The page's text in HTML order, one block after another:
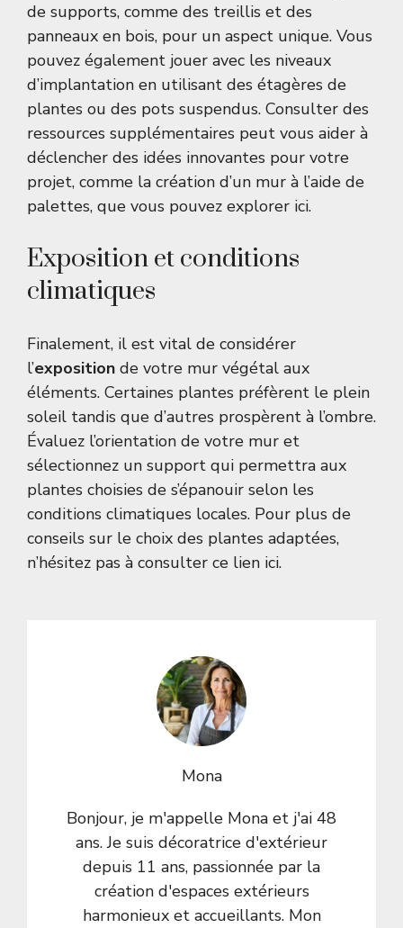
de supports, comme des treillis et des
panneaux en bois, pour un aspect unique. Vous
pouvez également jouer avec les niveaux
d’implantation en utilisant des étagères de
plantes ou des pots suspendus. Consulter des
ressources supplémentaires peut vous aider à
déclencher des idées innovantes pour votre
projet, comme la création d’un mur à l’aide de
palettes, que vous pouvez explorer ici.
Exposition et conditions
climatiques
Finalement, il est vital de considérer
l’exposition de votre mur végétal aux
éléments. Certaines plantes préfèrent le plein
soleil tandis que d’autres prospèrent à l’ombre.
Évaluez l’orientation de votre mur et
sélectionnez un support qui permettra aux
plantes choisies de s’épanouir selon les
conditions climatiques locales. Pour plus de
conseils sur le choix des plantes adaptées,
n’hésitez pas à consulter ce lien ici.
Mona
Bonjour, je m'appelle Mona et j'ai 48
ans. Je suis décoratrice d'extérieur
depuis 11 ans, passionnée par la
création d'espaces extérieurs
harmonieux et accueillants. Mon